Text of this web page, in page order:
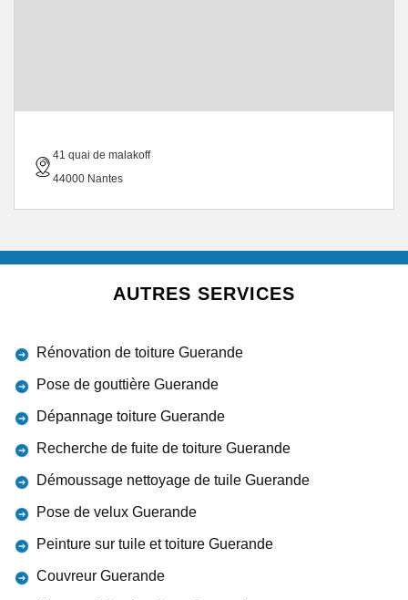
41 quai de malakoff
44000 Nantes
AUTRES SERVICES
Rénovation de toiture Guerande
Pose de gouttière Guerande
Dépannage toiture Guerande
Recherche de fuite de toiture Guerande
Démoussage nettoyage de tuile Guerande
Pose de velux Guerande
Peinture sur tuile et toiture Guerande
Couvreur Guerande